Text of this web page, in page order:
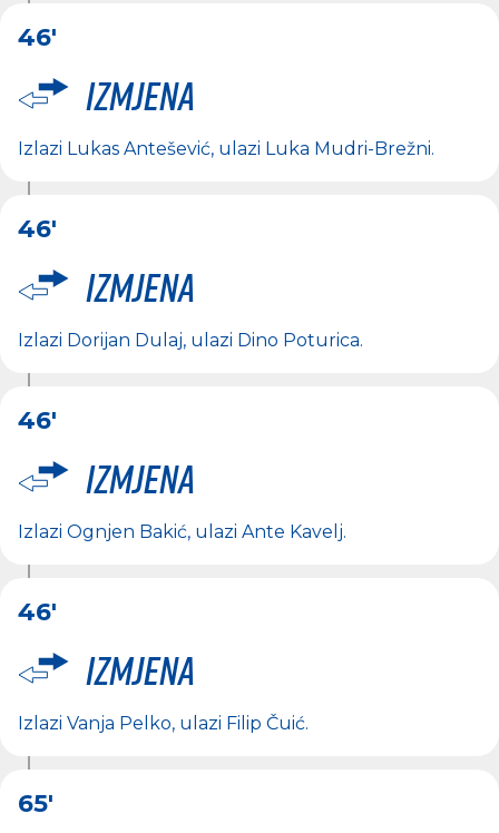
46'
Izmjena
Izlazi Lukas Antešević, ulazi Luka Mudri-Brežni.
46'
Izmjena
Izlazi Dorijan Dulaj, ulazi Dino Poturica.
46'
Izmjena
Izlazi Ognjen Bakić, ulazi Ante Kavelj.
46'
Izmjena
Izlazi Vanja Pelko, ulazi Filip Čuić.
65'